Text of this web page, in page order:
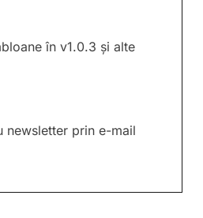
în v1.0.3 și alte
newsletter prin e-mail